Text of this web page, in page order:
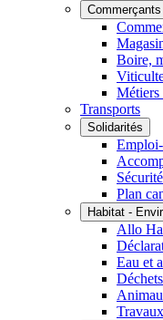
Boire,
Métiers
Transports
Solidarités
Plan
Habitat -
Allo
Eau et